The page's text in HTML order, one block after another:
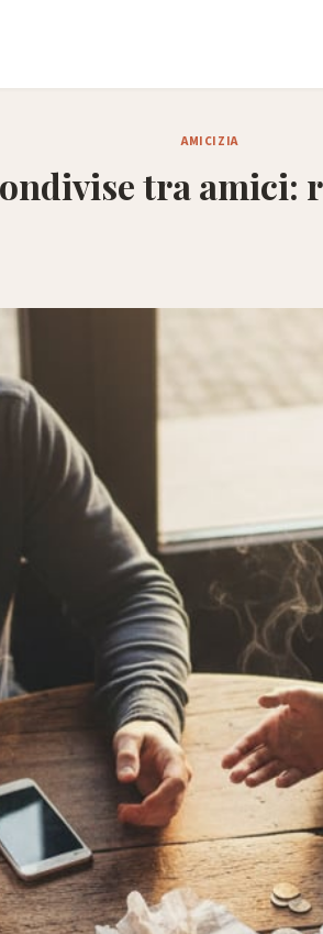
AMICIZIA
tra